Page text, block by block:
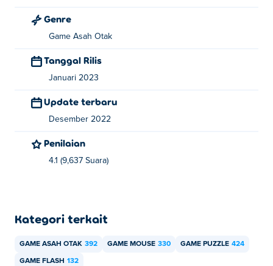
Genre
Game Asah Otak
Tanggal Rilis
Januari 2023
Update terbaru
Desember 2022
Penilaian
4.1 (9,637 Suara)
Kategori terkait
GAME ASAH OTAK 392 GAME MOUSE 330 GAME PUZZLE 424
GAME FLASH 132